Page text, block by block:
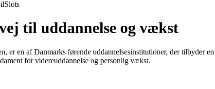
Slots
til uddannelse og vækst
er en af Danmarks førende uddannelsesinstitutioner, der
for videreuddannelse og personlig vækst.